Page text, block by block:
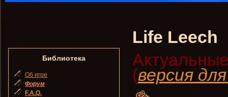
Life Leech
(версия
Библиотека
Об игре
Форум
F.A.Q.